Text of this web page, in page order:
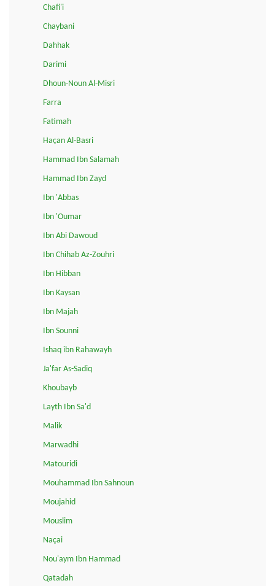
Chafi'i
Chaybani
Dahhak
Darimi
Dhoun-Noun Al-Misri
Farra
Fatimah
Haçan Al-Basri
Hammad Ibn Salamah
Hammad Ibn Zayd
Ibn 'Abbas
Ibn 'Oumar
Ibn Abi Dawoud
Ibn Chihab Az-Zouhri
Ibn Hibban
Ibn Kaysan
Ibn Majah
Ibn Sounni
Ishaq ibn Rahawayh
Ja'far As-Sadiq
Khoubayb
Layth Ibn Sa'd
Malik
Marwadhi
Matouridi
Mouhammad Ibn Sahnoun
Moujahid
Mouslim
Naçai
Nou'aym Ibn Hammad
Qatadah